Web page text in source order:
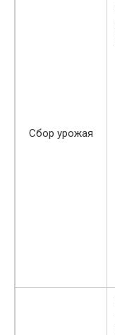
Сбор урожая